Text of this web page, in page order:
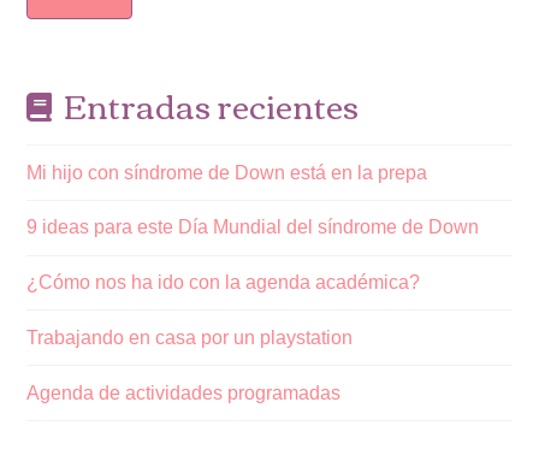
Entradas recientes
Mi hijo con síndrome de Down está en la prepa
9 ideas para este Día Mundial del síndrome de Down
¿Cómo nos ha ido con la agenda académica?
Trabajando en casa por un playstation
Agenda de actividades programadas